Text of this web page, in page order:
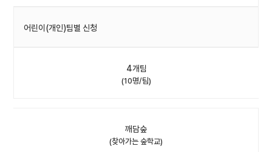
어린이(개인)팀별 신청
4개팀
(10명/팀)
깨담숲
(찾아가는 숲학교)